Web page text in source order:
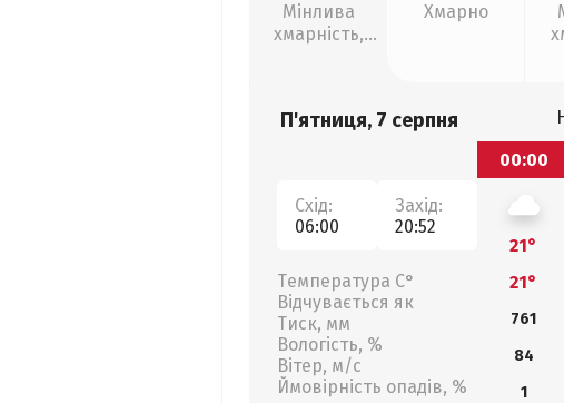
Мінлива
хмарність,
Хмарно
П'ятниця, 7 серпня
Схід:
06:00
Захід:
20:52
Температура С°
Відчувається як
Тиск, мм
Вологість, %
Вітер, м/с
Ймовірність опадів, %
00:00
21°
21°
761
84
1